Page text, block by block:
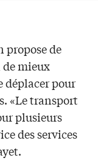
propose de
mieux
déplacer pour
«Le transport
plusieurs
des services